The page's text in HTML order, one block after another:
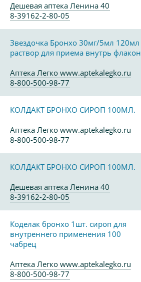
Дешевая аптека Ленина 40
8-39162-2-80-05
Звездочка Бронхо 30мг/5мл 120мл
раствор для приема внутрь флакон
Аптека Легко www.aptekalegko.ru
8-800-500-98-77
КОЛДАКТ БРОНХО СИРОП 100МЛ.
Аптека Легко www.aptekalegko.ru
8-800-500-98-77
КОЛДАКТ БРОНХО СИРОП 100МЛ.
Дешевая аптека Ленина 40
8-39162-2-80-05
Коделак бронхо 1шт. сироп для
внутреннего применения 100
чабрец
Аптека Легко www.aptekalegko.ru
8-800-500-98-77